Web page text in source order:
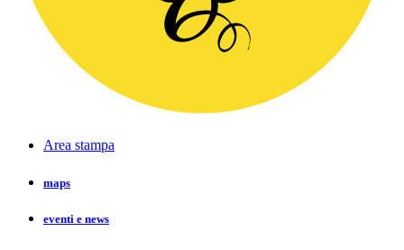
Area stampa
maps
eventi e news